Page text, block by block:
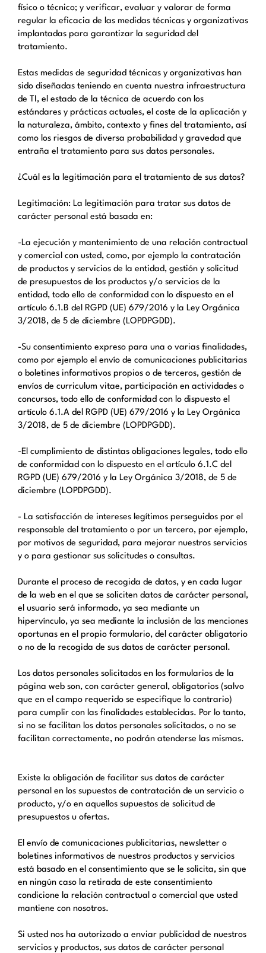
físico o técnico; y verificar, evaluar y valorar de forma
regular la eficacia de las medidas técnicas y organizativas
implantadas para garantizar la seguridad del
tratamiento.
Estas medidas de seguridad técnicas y organizativas han
sido diseñadas teniendo en cuenta nuestra infraestructura
de TI, el estado de la técnica de acuerdo con los
estándares y prácticas actuales, el coste de la aplicación y
la naturaleza, ámbito, contexto y fines del tratamiento, así
como los riesgos de diversa probabilidad y gravedad que
entraña el tratamiento para sus datos personales.
¿Cuál es la legitimación para el tratamiento de sus datos?
Legitimación: La legitimación para tratar sus datos de
carácter personal está basada en:
-La ejecución y mantenimiento de una relación contractual
y comercial con usted, como, por ejemplo la contratación
de productos y servicios de la entidad, gestión y solicitud
de presupuestos de los productos y/o servicios de la
entidad, todo ello de conformidad con lo dispuesto en el
artículo 6.1.B del RGPD (UE) 679/2016 y la Ley Orgánica
3/2018, de 5 de diciembre (LOPDPGDD).
-Su consentimiento expreso para una o varias finalidades,
como por ejemplo el envío de comunicaciones publicitarias
o boletines informativos propios o de terceros, gestión de
envíos de curriculum vitae, participación en actividades o
concursos, todo ello de conformidad con lo dispuesto el
artículo 6.1.A del RGPD (UE) 679/2016 y la Ley Orgánica
3/2018, de 5 de diciembre (LOPDPGDD).
-El cumplimiento de distintas obligaciones legales, todo ello
de conformidad con lo dispuesto en el artículo 6.1.C del
RGPD (UE) 679/2016 y la Ley Orgánica 3/2018, de 5 de
diciembre (LOPDPGDD).
- La satisfacción de intereses legítimos perseguidos por el
responsable del tratamiento o por un tercero, por ejemplo,
por motivos de seguridad, para mejorar nuestros servicios
y o para gestionar sus solicitudes o consultas.
Durante el proceso de recogida de datos, y en cada lugar
de la web en el que se soliciten datos de carácter personal,
el usuario será informado, ya sea mediante un
hipervínculo, ya sea mediante la inclusión de las menciones
oportunas en el propio formulario, del carácter obligatorio
o no de la recogida de sus datos de carácter personal.
Los datos personales solicitados en los formularios de la
página web son, con carácter general, obligatorios (salvo
que en el campo requerido se especifique lo contrario)
para cumplir con las finalidades establecidas. Por lo tanto,
si no se facilitan los datos personales solicitados, o no se
facilitan correctamente, no podrán atenderse las mismas.
Existe la obligación de facilitar sus datos de carácter
personal en los supuestos de contratación de un servicio o
producto, y/o en aquellos supuestos de solicitud de
presupuestos u ofertas.
El envío de comunicaciones publicitarias, newsletter o
boletines informativos de nuestros productos y servicios
está basado en el consentimiento que se le solicita, sin que
en ningún caso la retirada de este consentimiento
condicione la relación contractual o comercial que usted
mantiene con nosotros.
Si usted nos ha autorizado a enviar publicidad de nuestros
servicios y productos, sus datos de carácter personal